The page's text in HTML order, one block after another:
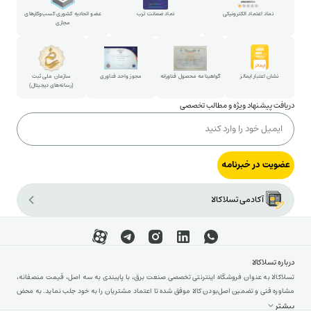
ارتباط با مدیرعامل
نماد اعتماد الکترونیکی نماد ضمانت ترب
عضو اتحادیه کشوری کسب‌وکارهای
مجازی
نشان اعتبار ایمالز گواهینامه محصول فناورانه مجوز واحد فناوری
سازمان ملی ثبت
(رسانه‌های دیجیتال)
دریافت پیشنهاد ویژه و مطالب تخصصی
عضویت در خبرنامه
آکادمی تسلاکالا
درباره تسلاکالا
تسلاکالا به عنوان فروشگاه اینترنتی تخصصی صنعت برق، با پایبندی به سه اصل، قیمت منصفانه،
مشاوره فنی و تضمین اصل‌بودن کالا موفق شده تا اعتماد مشتریان را به خود جلب نماید. به محض
ورود به سایت تسلاکالا با دنیایی از تجهیزات رو به رو می‌شوید! تسلاکالا مثل یک نمایشگاه فنی با
بیشتر